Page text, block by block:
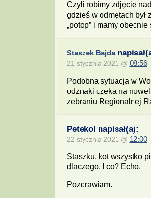
Czyli robimy zdjęcie
gdzieś w odmętach był
„potop” i mamy obecnie
Staszek Bajda
21 stycznia 2021 @ 08:56
Podobna sytuacja w
odznaki czeka na
zebraniu Regionalnej
Petekol napisał(a):
22 stycznia 2021 @ 12:00
Staszku, kot wszystko
dlaczego. I co? Echo.
Pozdrawiam.